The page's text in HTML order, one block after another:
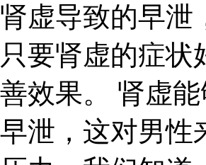
肾虚导致的早泄
只要肾虚的症
善效果。 肾虚
早泄，这对男性